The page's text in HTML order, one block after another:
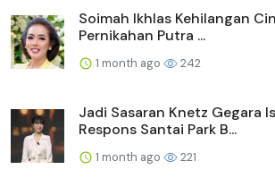
Soimah Ikhlas Kehilangan
Pernikahan Putra ...
1 month ago 242
Jadi Sasaran Knetz Gegara
Respons Santai Park B...
1 month ago 221